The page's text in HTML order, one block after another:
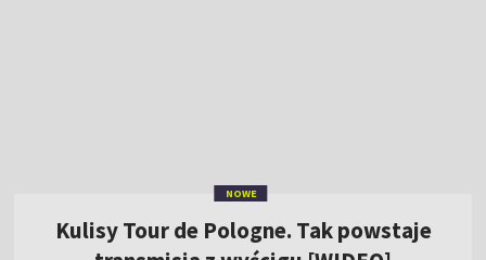
Lech – Klaksvik dziś w TVP. Znamy składy!